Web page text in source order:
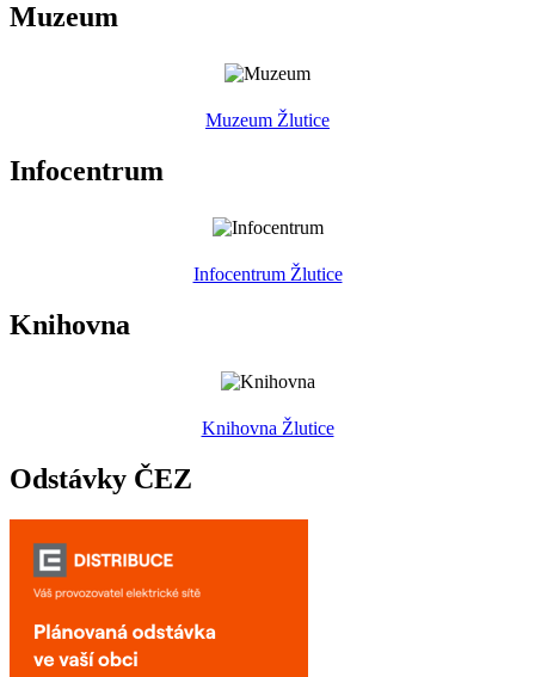
Muzeum
Muzeum Žlutice
Infocentrum
Infocentrum Žlutice
Knihovna
Knihovna Žlutice
Odstávky ČEZ